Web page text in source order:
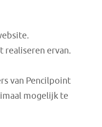
realiseren ervan.
van Pencilpoint
mogelijk te